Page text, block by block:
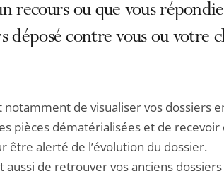
recours ou que vous
déposé contre vous ou votre
de visualiser vos dossiers
pièces dématérialisées et de recevoir
être alerté de l’évolution du dossier.
aussi de retrouver vos anciens dossiers